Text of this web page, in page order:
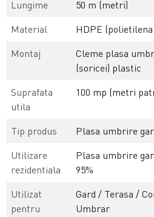
Lungime
50 m (metri)
Material
HDPE
Montaj
Cleme plasa
(soricei) plastic
Suprafata
utila
100 mp (metri
Tip produs
Plasa umbrire
Utilizare
rezidentiala
Plasa umbrire
95%
Utilizat
pentru
Gard / Terasa /
Umbrar